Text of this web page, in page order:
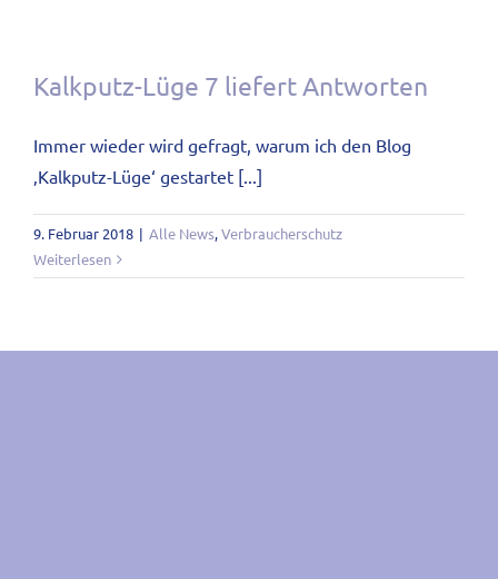
Kalkputz-Lüge 7 liefert Antworten
Immer wieder wird gefragt, warum ich den Blog
‚Kalkputz-Lüge‘ gestartet [...]
9. Februar 2018 | Alle News,Verbraucherschutz
Weiterlesen